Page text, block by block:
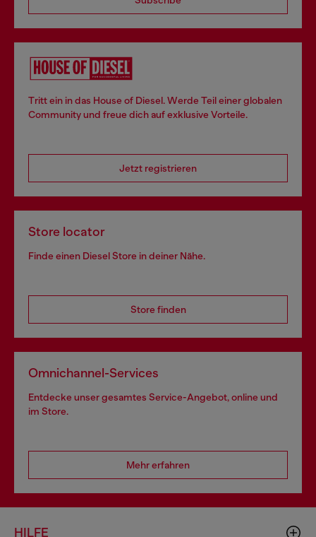
Tritt ein in das House of Diesel. Werde Teil einer globalen
Community und freue dich auf exklusive Vorteile.
Jetzt registrieren
Store locator
Finde einen Diesel Store in deiner Nähe.
Store finden
Omnichannel-Services
Entdecke unser gesamtes Service-Angebot, online und
im Store.
Mehr erfahren
HILFE